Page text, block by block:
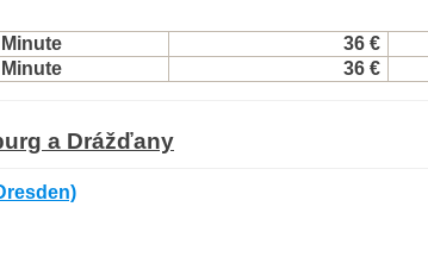
36 €
36 €
a Drážďany